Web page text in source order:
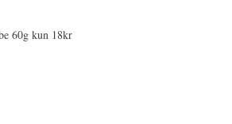
60g kun 18kr